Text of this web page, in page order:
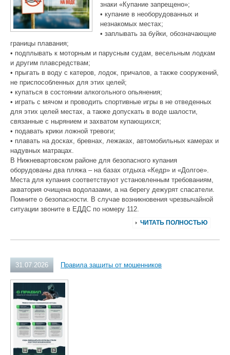
знаки «Купание запрещено»;
• купание в необорудованных и
незнакомых местах;
• заплывать за буйки, обозначающие
границы плавания;
• подплывать к моторным и парусным судам, весельным лодкам
и другим плавсредствам;
• прыгать в воду с катеров, лодок, причалов, а также сооружений,
не приспособленных для этих целей;
• купаться в состоянии алкогольного опьянения;
• играть с мячом и проводить спортивные игры в не отведенных
для этих целей местах, а также допускать в воде шалости,
связанные с нырянием и захватом купающихся;
• подавать крики ложной тревоги;
• плавать на досках, бревнах, лежаках, автомобильных камерах и
надувных матрацах.
В Нижневартовском районе для безопасного купания
оборудованы два пляжа – на базах отдыха «Кедр» и «Долгое».
Места для купания соответствуют установленным требованиям,
акватория очищена водолазами, а на берегу дежурят спасатели.
Помните о безопасности. В случае возникновения чрезвычайной
ситуации звоните в ЕДДС по номеру 112.
ЧИТАТЬ ПОЛНОСТЬЮ
31.07.2026 Правила защиты от мошенников